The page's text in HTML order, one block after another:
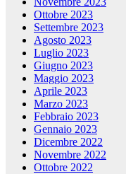
Ottobre 2023
Settembre 2023
Agosto 2023
Luglio 2023
Giugno 2023
Maggio 2023
Aprile 2023
Marzo 2023
Febbraio 2023
Gennaio 2023
Dicembre 2022
Novembre 2022
Ottobre 2022